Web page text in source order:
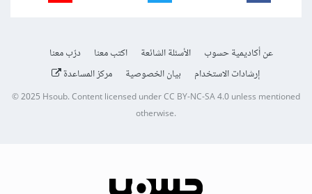
عن أكاديمية حسوب الأسئلة الشائعة اكتب معنا
درّب معنا
إرشادات الاستخدام
بيان الخصوصية مركز المساعدة
© 2025Hsoub.Content licensed underCC BY-NC-SA 4.0unless mentioned
otherwise.